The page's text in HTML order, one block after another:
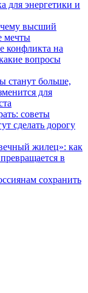
для энергетики и
высший
мечты
конфликта на
вопросы
больше,
для
советы
сделать дорогу
жилец»: как
в
сохранить